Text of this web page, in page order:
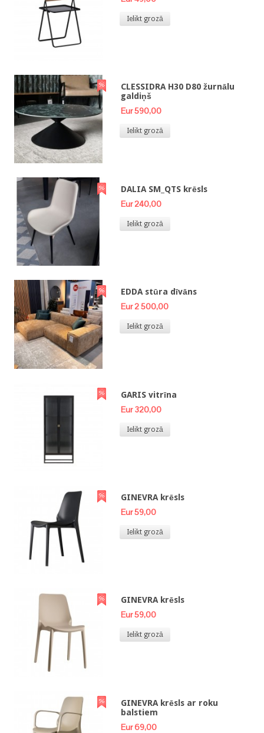
Ielikt grozā
CLESSIDRA H30 D80 žurnālu
galdiņš
Eur 590,00
Ielikt grozā
DALIA SM_QTS krēsls
Eur 240,00
Ielikt grozā
EDDA stūra dīvāns
Eur 2 500,00
Ielikt grozā
GARIS vitrīna
Eur 320,00
Ielikt grozā
GINEVRA krēsls
Eur 59,00
Ielikt grozā
GINEVRA krēsls
Eur 59,00
Ielikt grozā
GINEVRA krēsls ar roku
balstiem
Eur 69,00